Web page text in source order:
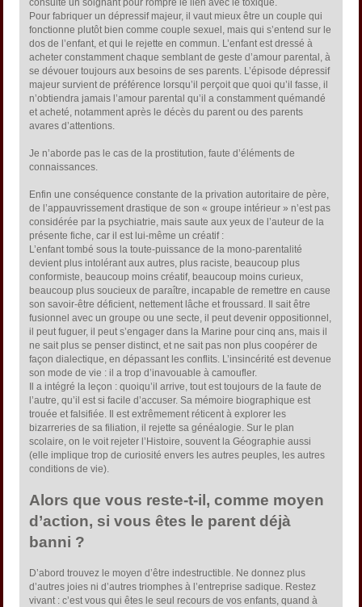
Pour fabriquer un dépressif majeur, il vaut mieux être un couple qui
fonctionne plutôt bien comme couple sexuel, mais qui s’entend sur le
dos de l’enfant, et qui le rejette en commun. L’enfant est dressé à
acheter constamment chaque semblant de geste d’amour parental, à
se dévouer toujours aux besoins de ses parents. L’épisode dépressif
majeur survient de préférence lorsqu’il perçoit que quoi qu’il fasse, il
n’obtiendra jamais l’amour parental qu’il a constamment quémandé
et acheté, notamment après le décès du parent ou des parents
avares d’attentions.
Je n’aborde pas le cas de la prostitution, faute d’éléments de
connaissances.
Enfin une conséquence constante de la privation autoritaire de père,
de l’appauvrissement drastique de son « groupe intérieur » n’est pas
considérée par la psychiatrie, mais saute aux yeux de l’auteur de la
présente fiche, car il est lui-même un créatif :
L’enfant tombé sous la toute-puissance de la mono-parentalité
devient plus intolérant aux autres, plus raciste, beaucoup plus
conformiste, beaucoup moins créatif, beaucoup moins curieux,
beaucoup plus soucieux de paraître, incapable de remettre en cause
son savoir-être déficient, nettement lâche et froussard. Il sait être
fusionnel avec un groupe ou une secte, il peut devenir oppositionnel,
il peut fuguer, il peut s’engager dans la Marine pour cinq ans, mais il
ne sait plus se penser distinct, et ne sait pas non plus coopérer de
façon dialectique, en dépassant les conflits. L’insincérité est devenue
son mode de vie : il a trop d’inavouable à camoufler.
Il a intégré la leçon : quoiqu’il arrive, tout est toujours de la faute de
l’autre, qu’il est si facile d’accuser. Sa mémoire biographique est
trouée et falsifiée. Il est extrêmement réticent à explorer les
bizarreries de sa filiation, il rejette sa généalogie. Sur le plan
scolaire, on le voit rejeter l’Histoire, souvent la Géographie aussi
(elle implique trop de curiosité envers les autres peuples, les autres
conditions de vie).
Alors que vous reste-t-il, comme moyen
d’action, si vous êtes le parent déjà
banni ?
D’abord trouvez le moyen d’être indestructible. Ne donnez plus
d’autres joies ni d’autres triomphes à l’entreprise sadique. Restez
vivant : c’est vous qui êtes le seul recours de vos enfants, quand à